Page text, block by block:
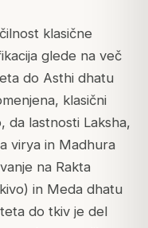
klasične
glede na več
do Asthi dhatu
klasični
da lastnosti Laksha,
virya in Madhura
na Rakta
in Meda dhatu
do tkiv je del